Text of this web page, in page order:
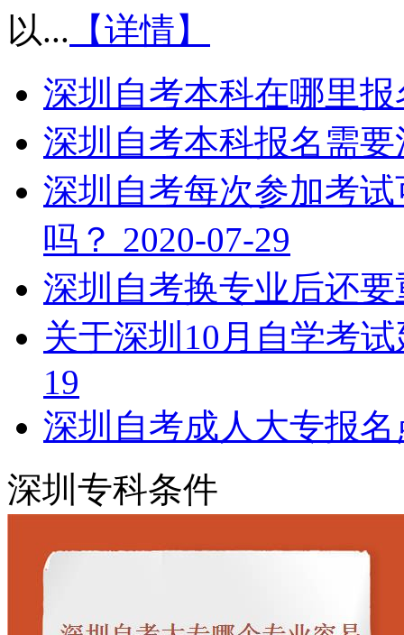
以... 【详情】
深圳自考本科在哪里报
深圳自考本科报名需
深圳自考每次参加考
吗？ 2020-07-29
深圳自考换专业后还
关于深圳10月自学考
19
深圳自考成人大专报
深圳专科条件